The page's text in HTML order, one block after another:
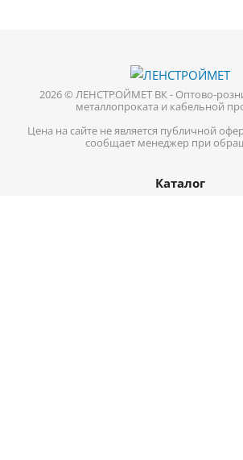
2026 © ЛЕНСТРОЙМЕТ ВК - Оптово-
металлопроката и кабельной
Цена на сайте не является публичной
сообщает менеджер при
Каталог